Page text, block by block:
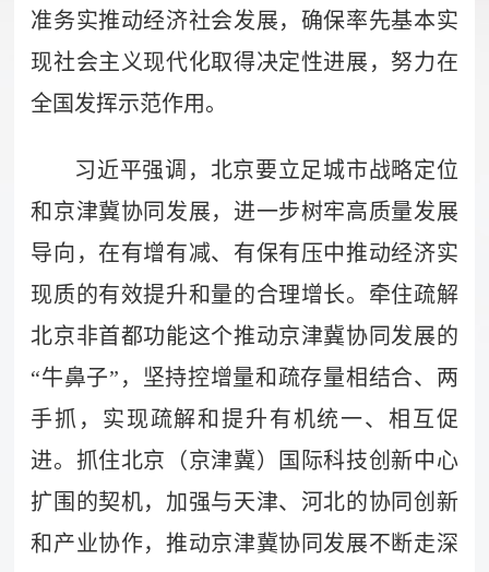
准务实推动经济社会发展，确保率先基本实
现社会主义现代化取得决定性进展，努力在
全国发挥示范作用。
习近平强调，北京要立足城市战略定位
和京津冀协同发展，进一步树牢高质量发展
导向，在有增有减、有保有压中推动经济实
现质的有效提升和量的合理增长。牵住疏解
北京非首都功能这个推动京津冀协同发展的
“牛鼻子”，坚持控增量和疏存量相结合、两
手抓，实现疏解和提升有机统一、相互促
进。抓住北京（京津冀）国际科技创新中心
扩围的契机，加强与天津、河北的协同创新
和产业协作，推动京津冀协同发展不断走深